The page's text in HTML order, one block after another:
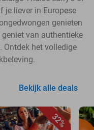
je liever in Europese
genieten
van authentieke
Ontdek het volledige
Bekijk alle deals
32%